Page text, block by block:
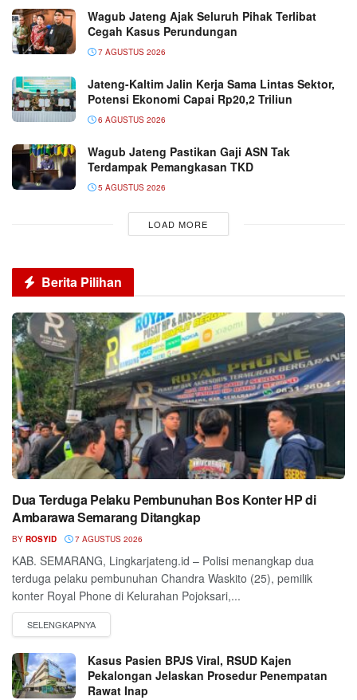
Wagub Jateng Ajak Seluruh Pihak Terlibat
Cegah Kasus Perundungan
7 AGUSTUS 2026
Jateng-Kaltim Jalin Kerja Sama Lintas Sektor,
Potensi Ekonomi Capai Rp20,2 Triliun
6 AGUSTUS 2026
Wagub Jateng Pastikan Gaji ASN Tak
Terdampak Pemangkasan TKD
5 AGUSTUS 2026
LOAD MORE
Berita Pilihan
Dua Terduga Pelaku Pembunuhan Bos Konter HP di
Ambarawa Semarang Ditangkap
BY ROSYID 7 AGUSTUS 2026
KAB. SEMARANG, Lingkarjateng.id – Polisi menangkap dua
terduga pelaku pembunuhan Chandra Waskito (25), pemilik
konter Royal Phone di Kelurahan Pojoksari,...
Kasus Pasien BPJS Viral, RSUD Kajen
Pekalongan Jelaskan Prosedur Penempatan
Rawat Inap